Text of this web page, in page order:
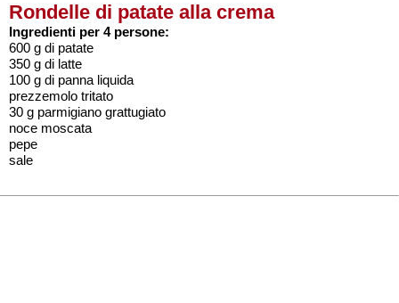
Rondelle di patate alla crema
Ingredienti per 4 persone:
600 g di patate
350 g di latte
100 g di panna liquida
prezzemolo tritato
30 g parmigiano grattugiato
noce moscata
pepe
sale